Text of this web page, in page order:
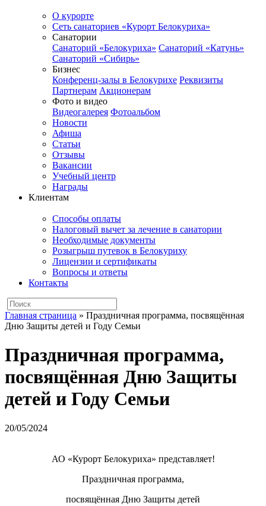
О курорте
Сеть санаториев «Курорт Белокуриха»
Санатории
Санаторий «Белокуриха» Санаторий «Катунь»
Санаторий «Сибирь»
Бизнес
Конференц-залы в Белокурихе Реквизиты
Партнерам Акционерам
Фото и видео
Видеогалерея Фотоальбом
Новости
Афиша
Статьи
Отзывы
Вакансии
Учебный центр
Награды
Клиентам
Способы оплаты
Налоговый вычет за лечение в санатории
Необходимые документы
Розыгрыш путевок в Белокуриху
Лицензии и сертификаты
Вопросы и ответы
Контакты
Главная страница » Праздничная программа, посвящённая
Дню Защиты детей и Году Семьи
Праздничная программа,
посвящённая Дню Защиты
детей и Году Семьи
20/05/2024
АО «Курорт Белокуриха» представляет!
Праздничная программа,
посвящённая Дню Защиты детей